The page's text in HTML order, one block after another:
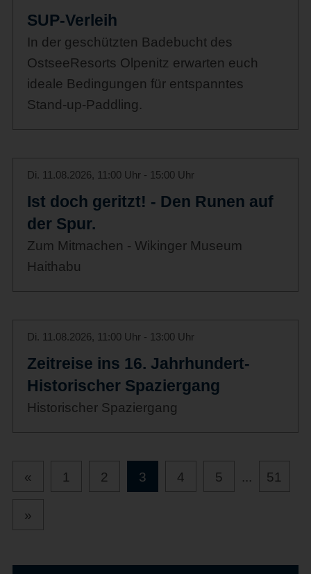
SUP-Verleih
In der geschützten Badebucht des
OstseeResorts Olpenitz erwarten euch
ideale Bedingungen für entspanntes
Stand-up-Paddling.
Di. 11.08.2026, 11:00 Uhr - 15:00 Uhr
Ist doch geritzt! - Den Runen auf
der Spur.
Zum Mitmachen - Wikinger Museum
Haithabu
Di. 11.08.2026, 11:00 Uhr - 13:00 Uhr
Zeitreise ins 16. Jahrhundert-
Historischer Spaziergang
Historischer Spaziergang
« 1 2 3 4 5 ... 51
»